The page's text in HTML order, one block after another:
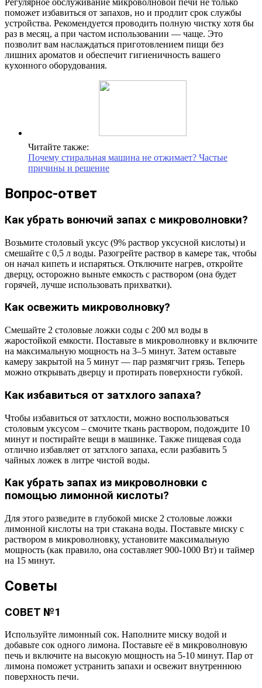
Регулярное обслуживание микроволновой печи не только
поможет избавиться от запахов, но и продлит срок службы
устройства. Рекомендуется проводить полную чистку хотя бы
раз в месяц, а при частом использовании — чаще. Это
позволит вам наслаждаться приготовлением пищи без
лишних ароматов и обеспечит гигиеничность вашего
кухонного оборудования.
Читайте также:
Почему стиральная машина не отжимает? Частые
причины и решение
Вопрос-ответ
Как убрать вонючий запах с микроволновки?
Возьмите столовый уксус (9% раствор уксусной кислоты) и
смешайте с 0,5 л воды. Разогрейте раствор в камере так, чтобы
он начал кипеть и испаряться. Отключите нагрев, откройте
дверцу, осторожно выньте емкость с раствором (она будет
горячей, лучше использовать прихватки).
Как освежить микроволновку?
Смешайте 2 столовые ложки соды с 200 мл воды в
жаростойкой емкости. Поставьте в микроволновку и включите
на максимальную мощность на 3–5 минут. Затем оставьте
камеру закрытой на 5 минут — пар размягчит грязь. Теперь
можно открывать дверцу и протирать поверхности губкой.
Как избавиться от затхлого запаха?
Чтобы избавиться от затхлости, можно воспользоваться
столовым уксусом – смочите ткань раствором, подождите 10
минут и постирайте вещи в машинке. Также пищевая сода
отлично избавляет от затхлого запаха, если разбавить 5
чайных ложек в литре чистой воды.
Как убрать запах из микроволновки с
помощью лимонной кислоты?
Для этого разведите в глубокой миске 2 столовые ложки
лимонной кислоты на три стакана воды. Поставьте миску с
раствором в микроволновку, установите максимальную
мощность (как правило, она составляет 900-1000 Вт) и таймер
на 15 минут.
Советы
СОВЕТ №1
Используйте лимонный сок. Наполните миску водой и
добавьте сок одного лимона. Поставьте её в микроволновую
печь и включите на высокую мощность на 5-10 минут. Пар от
лимона поможет устранить запахи и освежит внутреннюю
поверхность печи.